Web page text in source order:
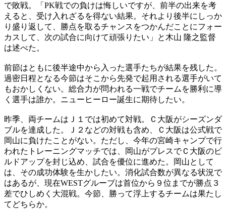
で敗戦。「PK戦での負けは悔しいですが、前半の出来を考
えると、受け入れざるを得ない結果。それより後半にしっか
り盛り返して、勝点を取るチャンスをつかんだことにフォー
カスして、次の試合に向けて頑張りたい」と木山 隆之監督
は述べた。
前節はともに後半途中から入った選手たちが結果を残した。
過密日程となる今節はそこから先発で起用される選手がいて
もおかしくない。総合力が問われる一戦でチームを勝利に導
く選手は誰か。ニューヒーロー誕生に期待したい。
昨季、両チームはＪ１では初めて対戦。Ｃ大阪がシーズンダ
ブルを達成した。Ｊ２などの対戦も含め、Ｃ大阪は公式戦で
岡山に負けたことがない。ただし、今年の宮崎キャンプで行
われたトレーニングマッチでは、岡山がプレスでＣ大阪のビ
ルドアップを封じ込め、試合を優位に進めた。岡山として
は、その成功体験を生かしたい。消化試合数が異なる状況で
はあるが、現在WESTグループは首位から９位までが勝点３
差でひしめく大混戦。今節、勝って浮上するチームは果たし
てどちらか。